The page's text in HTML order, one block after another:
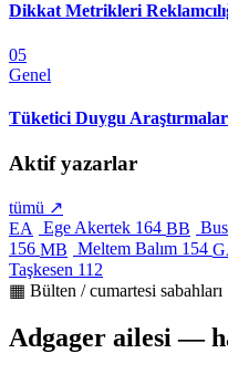
Dikkat Metrikleri
05
Genel
Tüketici Duygu
Aktif yazarlar
tümü ↗
EA
Ege Akertek 164 BB
156 MB Meltem Balım 154
Taşkesen 112
▦ Bülten / cumartesi sabahları
Adgager ailesi —